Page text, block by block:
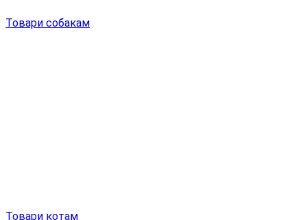
Товари собакам
Товари котам